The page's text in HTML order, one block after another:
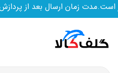
زمان ارسال بعد از پردازش